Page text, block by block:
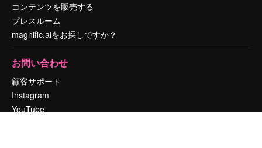
コンテンツを販売する
プレスルーム
magnific.aiをお探しですか？
お問い合わせ
顧客サポート
Instagram
YouTube